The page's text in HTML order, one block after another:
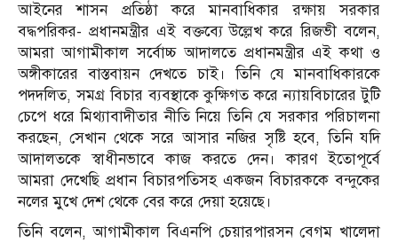
আইনের শাসন প্রতিষ্ঠা করে মানবাধিকার রক্ষায় সরকার
বদ্ধপরিকর- প্রধানমন্ত্রীর এই বক্তব্যে উল্লেখ করে রিজভী বলেন,
আমরা আগামীকাল সর্বোচ্চ আদালতে প্রধানমন্ত্রীর এই কথা ও
অঙ্গীকারের বাস্তবায়ন দেখতে চাই। তিনি যে মানবাধিকারকে
পদদলিত, সমগ্র বিচার ব্যবস্থাকে কুক্ষিগত করে ন্যায়বিচারের টুটি
চেপে ধরে মিথ্যাবাদীতার নীতি নিয়ে তিনি যে সরকার পরিচালনা
করছেন, সেখান থেকে সরে আসার নজির সৃষ্টি হবে, তিনি যদি
আদালতকে স্বাধীনভাবে কাজ করতে দেন। কারণ ইতোপূর্বে
আমরা দেখেছি প্রধান বিচারপতিসহ একজন বিচারককে বন্দুকের
নলের মুখে দেশ থেকে বের করে দেয়া হয়েছে।
তিনি বলেন, আগামীকাল বিএনপি চেয়ারপারসন বেগম খালেদা